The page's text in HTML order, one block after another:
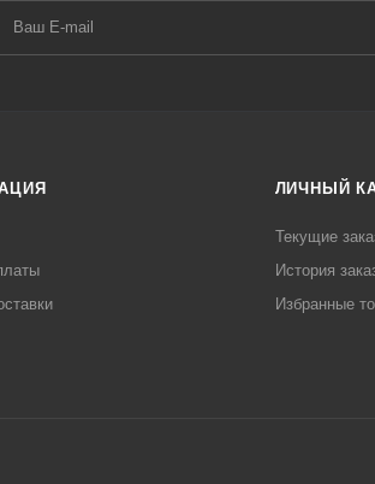
ЛИЧНЫЙ
Текущие
История
Избранные